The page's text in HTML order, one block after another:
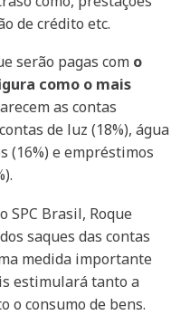
de crédito etc.
serão pagas com o
como o mais
as contas
de luz (18%), água
(16%) e empréstimos
SPC Brasil, Roque
saques das contas
medida importante
estimulará tanto a
o consumo de bens.